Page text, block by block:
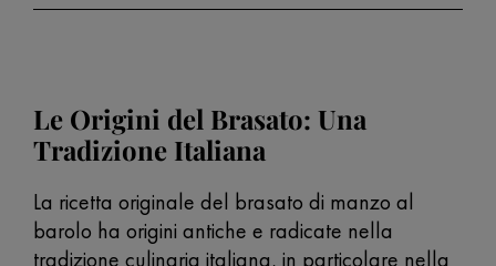
Le Origini del Brasato: Una
Tradizione Italiana
La ricetta originale del brasato di manzo al
barolo ha origini antiche e radicate nella
tradizione culinaria italiana, in particolare nella